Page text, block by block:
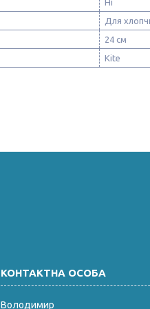
Для
24 см
Kite
Володимир